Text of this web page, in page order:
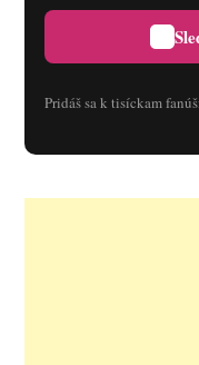
Pridáš sa k tisíckam